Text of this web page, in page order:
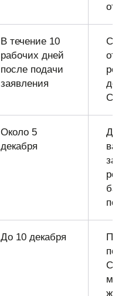
от
В течение 10
рабочих дней
после подачи
заявления
от
Около 5
декабря
До 10 декабря
по